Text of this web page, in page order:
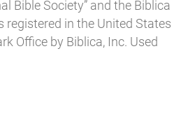
Bible Society” and the Biblica
registered in the United States
Office by Biblica, Inc. Used